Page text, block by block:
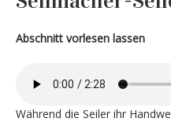
Abschnitt vorlesen lassen
Während die Seiler ihr